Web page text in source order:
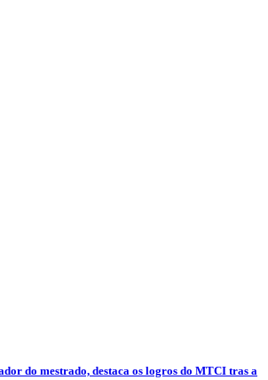
do mestrado, destaca os logros do MTCI tras a